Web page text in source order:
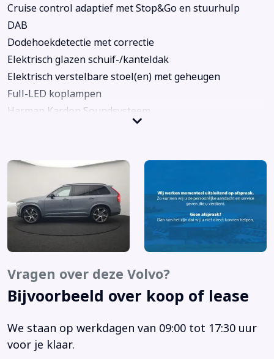
Cruise control adaptief met Stop&Go en stuurhulp
DAB
Dodehoekdetectie met correctie
Elektrisch glazen schuif-/kanteldak
Elektrisch verstelbare stoel(en) met geheugen
Full-LED koplampen
Harman Kardon Soundsysteem
Lighting Pack
Navigatiesysteem full map + hard disk
Pilot Assist
R Design
Rondomzicht camera
Virtuele Cockpit
Voorstoelen verwarmd
360 Camera
Achterbank in delen neerklapbaar
Vragen over deze Volvo?
Bijvoorbeeld over koop of lease
We staan op werkdagen van 09:00 tot 17:30 uur
voor je klaar.